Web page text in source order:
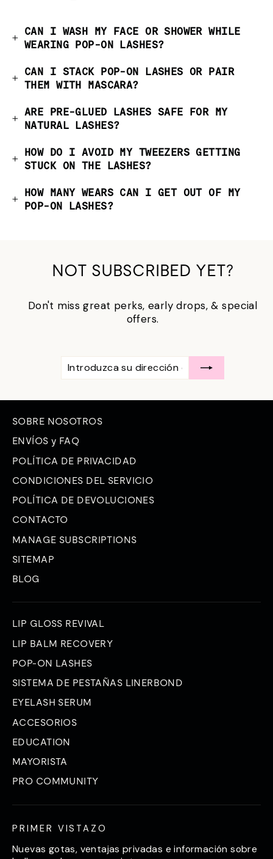
CAN I WASH MY FACE OR SHOWER WHILE
WEARING POP-ON LASHES?
CAN I STACK POP-ON LASHES OR PAIR
THEM WITH MASCARA?
ARE PRE-GLUED LASHES SAFE FOR MY
NATURAL LASHES?
HOW DO I AVOID MY TWEEZERS GETTING
STUCK ON THE LASHES?
HOW MANY WEARS CAN I GET OUT OF MY
POP-ON LASHES?
NOT SUBSCRIBED YET?
Don't miss great perks, early drops, & special
offers.
INTRODUZCA
SU
DIRECCIÓN
SUSCRÍBASE
A
SOBRE NOSOTROS
ENVÍOS y FAQ
POLÍTICA DE PRIVACIDAD
CONDICIONES DEL SERVICIO
POLÍTICA DE DEVOLUCIONES
CONTACTO
MANAGE SUBSCRIPTIONS
SITEMAP
BLOG
LIP GLOSS REVIVAL
LIP BALM RECOVERY
POP-ON LASHES
SISTEMA DE PESTAÑAS LINERBOND
EYELASH SERUM
ACCESORIOS
EDUCATION
MAYORISTA
PRO COMMUNITY
PRIMER VISTAZO
Nuevas gotas, ventajas privadas e información sobre